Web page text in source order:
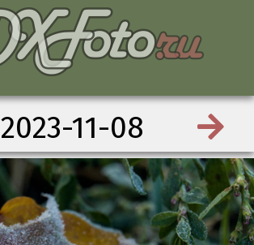
2023-11-08